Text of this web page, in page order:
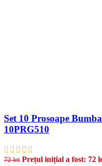
Set 10 Prosoape
10PRG510
72lei Prețul inițial a fost: 72